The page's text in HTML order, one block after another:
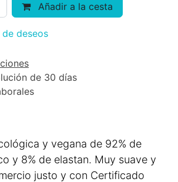
Añadir a la cesta
deseos
de 30 días
y vegana de 92% de
y 8% de elastan. Muy suave y
justo y con Certificado